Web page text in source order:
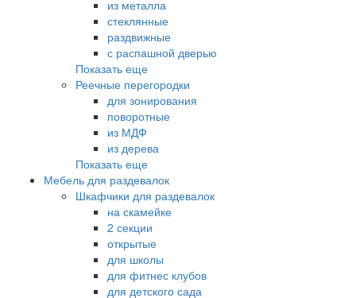
из металла
стеклянные
раздвижные
с распашной дверью
Показать еще
Реечные перегородки
для зонирования
поворотные
из МДФ
из дерева
Показать еще
Мебель для раздевалок
Шкафчики для раздевалок
на скамейке
2 секции
открытые
для школы
для фитнес клубов
для детского сада